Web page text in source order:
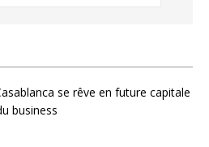
se rêve en future capitale
business